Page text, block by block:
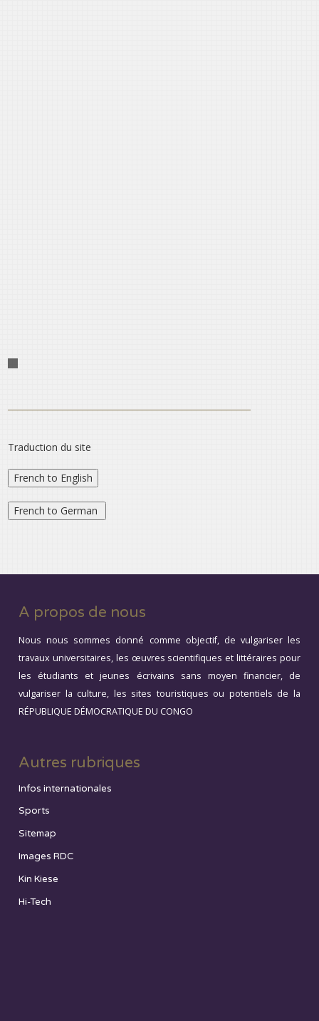
Traduction du site
A propos de nous
Nous nous sommes donné comme objectif, de vulgariser les
travaux universitaires, les œuvres scientifiques et littéraires pour
les étudiants et jeunes écrivains sans moyen financier, de
vulgariser la culture, les sites touristiques ou potentiels de la
RÉPUBLIQUE DÉMOCRATIQUE DU CONGO
Autres rubriques
Infos internationales
Sports
Sitemap
Images RDC
Kin Kiese
Hi-Tech